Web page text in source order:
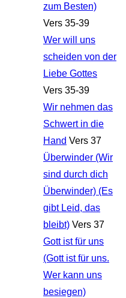
zum Besten)
Vers 35-39
Wer will uns
scheiden von der
Liebe Gottes
Vers 35-39
Wir nehmen das
Schwert in die
Hand Vers 37
Überwinder (Wir
sind durch dich
Überwinder) (Es
gibt Leid, das
bleibt) Vers 37
Gott ist für uns
(Gott ist für uns.
Wer kann uns
besiegen)